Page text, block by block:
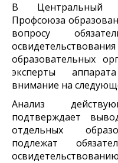
В Центральный
Профсоюза
вопросу
образовательных
эксперты
внимание на
Анализ
подтверждает
отдельных
подлежат